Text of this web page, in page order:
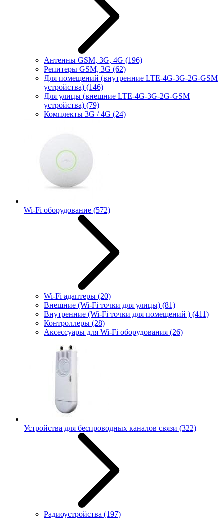
Антенны GSM, 3G, 4G (196)
Репитеры GSM, 3G (62)
Для помещений (внутренние LTE-4G-3G-2G-GSM
устройства) (146)
Для улицы (внешние LTE-4G-3G-2G-GSM
устройства) (79)
Комплекты 3G / 4G (24)
Wi-Fi оборудование (572)
Wi-Fi адаптеры (20)
Внешние (Wi-Fi точки для улицы) (81)
Внутренние (Wi-Fi точки для помещений ) (411)
Контроллеры (28)
Аксессуары для Wi-Fi оборудования (26)
Устройства для беспроводных каналов связи (322)
Радиоустройства (197)